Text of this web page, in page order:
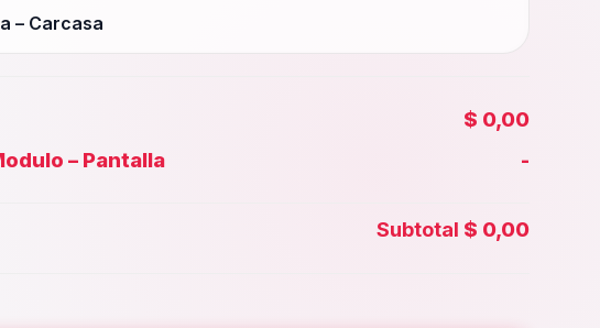
– Carcasa
Antena
$ 0,00
– Pantalla -
Subtotal $ 0,00